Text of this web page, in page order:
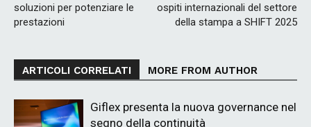
soluzioni per potenziare le
prestazioni
ospiti internazionali del settore
della stampa a SHIFT 2025
ARTICOLI CORRELATI MORE FROM AUTHOR
Giflex presenta la nuova governance nel
segno della continuità